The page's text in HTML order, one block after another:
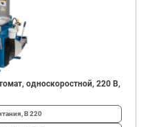
односкоростной, 220 В,
В220